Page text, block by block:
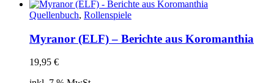
Quellenbuch, Rollenspiele
Myranor (ELF) – Berichte aus Koromanthia
19,95 €